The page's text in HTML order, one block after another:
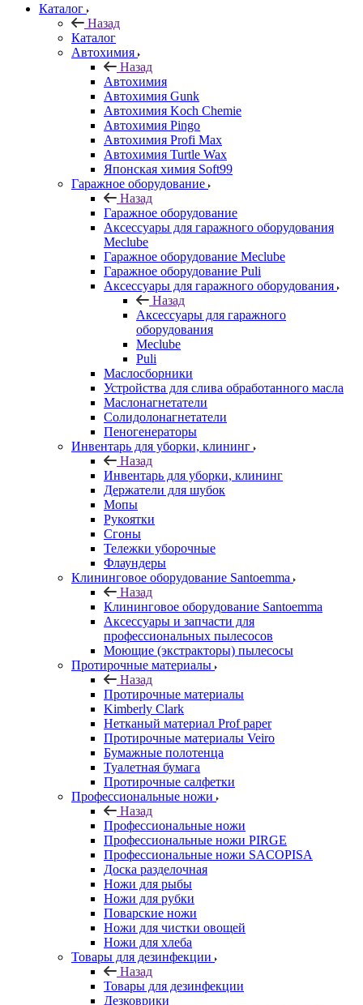
Каталог
Назад
Каталог
Автохимия
Назад
Автохимия
Автохимия Gunk
Автохимия Koch Chemie
Автохимия Pingo
Автохимия Profi Max
Автохимия Turtle Wax
Японская химия Soft99
Гаражное оборудование
Назад
Гаражное оборудование
Аксессуары для гаражного оборудования
Meclube
Гаражное оборудование Meclube
Гаражное оборудование Puli
Аксессуары для гаражного оборудования
Назад
Аксессуары для гаражного
оборудования
Meclube
Puli
Маслосборники
Устройства для слива обработанного масла
Маслонагнетатели
Солидолонагнетатели
Пеногенераторы
Инвентарь для уборки, клининг
Назад
Инвентарь для уборки, клининг
Держатели для шубок
Мопы
Рукоятки
Сгоны
Тележки уборочные
Флаундеры
Клининговое оборудование Santoemma
Назад
Клининговое оборудование Santoemma
Аксессуары и запчасти для
профессиональных пылесосов
Моющие (экстракторы) пылесосы
Протирочные материалы
Назад
Протирочные материалы
Kimberly Clark
Нетканый материал Prof paper
Протирочные материалы Veiro
Бумажные полотенца
Туалетная бумага
Протирочные салфетки
Профессиональные ножи
Назад
Профессиональные ножи
Профессиональные ножи PIRGE
Профессиональные ножи SACOPISA
Доска разделочная
Ножи для рыбы
Ножи для рубки
Поварские ножи
Ножи для чистки овощей
Ножи для хлеба
Товары для дезинфекции
Назад
Товары для дезинфекции
Дезковрики